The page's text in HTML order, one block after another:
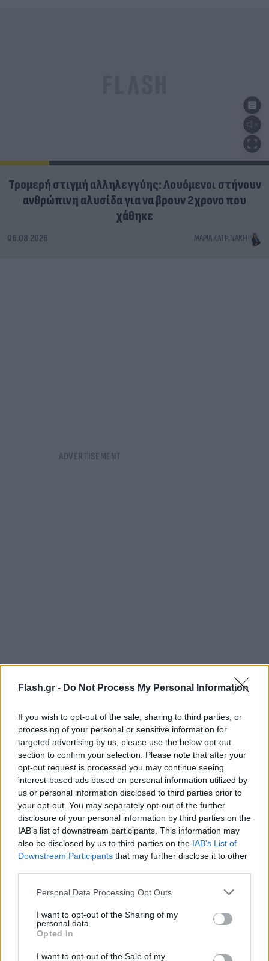
Flash.gr - Do Not Process My Personal Information
If you wish to opt-out of the sale, sharing to third parties, or
processing of your personal or sensitive information for
targeted advertising by us, please use the below opt-out
section to confirm your selection. Please note that after your
opt-out request is processed you may continue seeing
interest-based ads based on personal information utilized by
us or personal information disclosed to third parties prior to
your opt-out. You may separately opt-out of the further
disclosure of your personal information by third parties on the
IAB’s list of downstream participants. This information may
also be disclosed by us to third parties on the IAB’s List of
Downstream Participants that may further disclose it to other
Please note that this website/app uses one or more Google
not limited to your visit or usage behaviour. You may click to
grant or deny consent to Google and its third-party tags to
use your data for below specified purposes in below Google
consent section.
Personal Data Processing Opt Outs
I want to opt-out of the Sharing of my
personal data.
Opted In
I want to opt-out of the Sale of my
Τρομερή στιγμή αλληλεγγύης: Λουόμενοι στήνουν
ανθρώπινη αλυσίδα για να βρουν 2χρονο που
χάθηκε
06.08.2026 ΜΑΡΊΑ ΚΑΤΡΙΝΆΚΗ
FLASH FOCUS